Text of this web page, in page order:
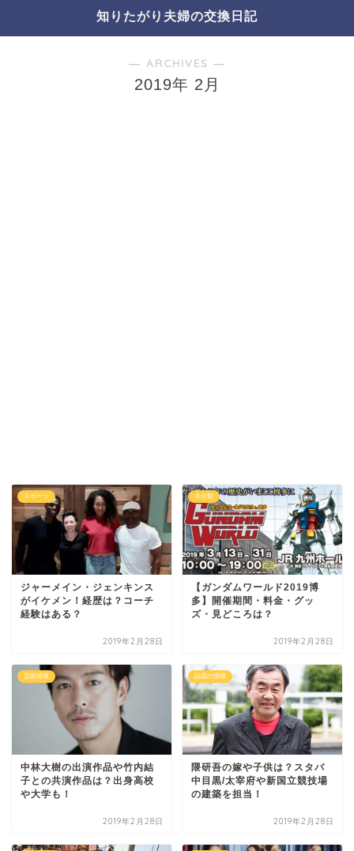
知りたがり夫婦の交換日記
― ARCHIVES ―
2019年 2月
スポーツ
ジャーメイン・ジェンキンス
がイケメン！経歴は？コーチ
経験はある？
2019年2月28日
未分類
【ガンダムワールド2019博
多】開催期間・料金・グッ
ズ・見どころは？
2019年2月28日
芸能情報
中林大樹の出演作品や竹内結
子との共演作品は？出身高校
や大学も！
2019年2月28日
話題の情報
隈研吾の嫁や子供は？スタバ
中目黒/太宰府や新国立競技場
の建築を担当！
2019年2月28日